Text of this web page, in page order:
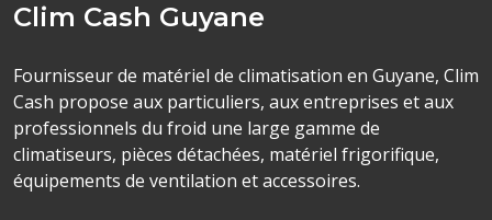
Clim Cash Guyane
Fournisseur de matériel de climatisation en Guyane, Clim
Cash propose aux particuliers, aux entreprises et aux
professionnels du froid une large gamme de
climatiseurs, pièces détachées, matériel frigorifique,
équipements de ventilation et accessoires.